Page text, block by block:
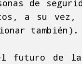
de
a su vez,
también).
futuro de